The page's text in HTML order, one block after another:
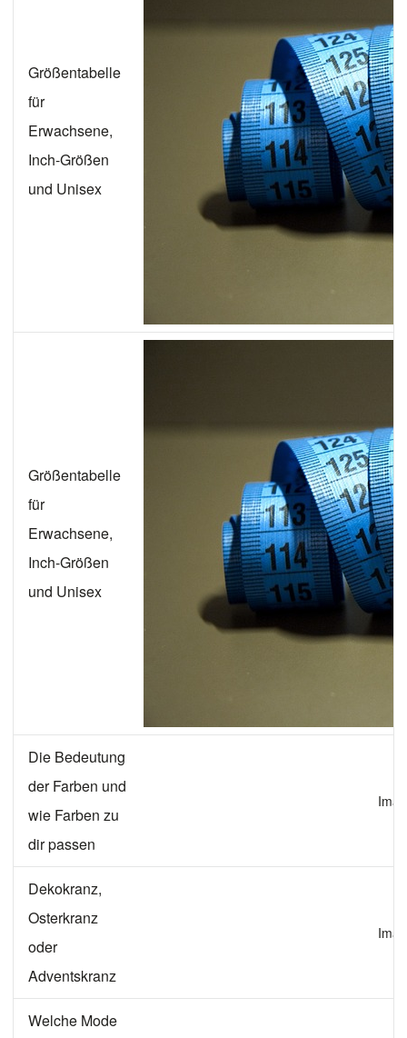
Größentabelle
für
Erwachsene,
Inch-Größen
und Unisex
Größentabelle
für
Erwachsene,
Inch-Größen
und Unisex
Die Bedeutung
der Farben und
wie Farben zu
dir passen
Dekokranz,
Osterkranz
oder
Adventskranz
Welche Mode